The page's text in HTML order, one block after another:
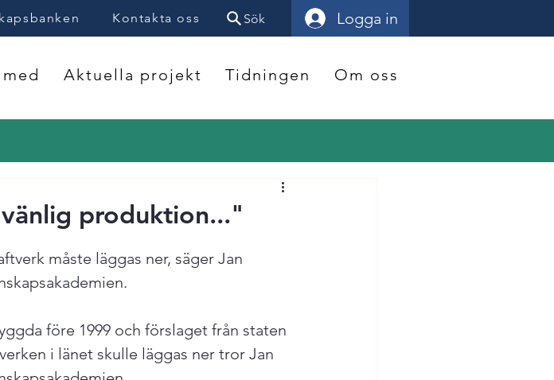
Kontakta oss Sök Logga in
Aktuella projekt Tidningen Om oss
produktion..."
måste läggas ner, säger Jan
före 1999 och förslaget från staten
i länet skulle läggas ner tror Jan